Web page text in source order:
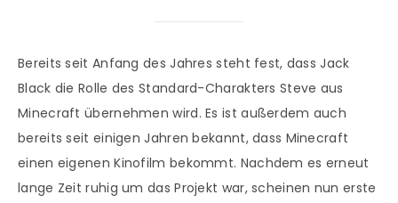
Bereits seit Anfang des Jahres steht fest, dass Jack
Black die Rolle des Standard-Charakters Steve aus
Minecraft übernehmen wird. Es ist außerdem auch
bereits seit einigen Jahren bekannt, dass Minecraft
einen eigenen Kinofilm bekommt. Nachdem es erneut
lange Zeit ruhig um das Projekt war, scheinen nun erste